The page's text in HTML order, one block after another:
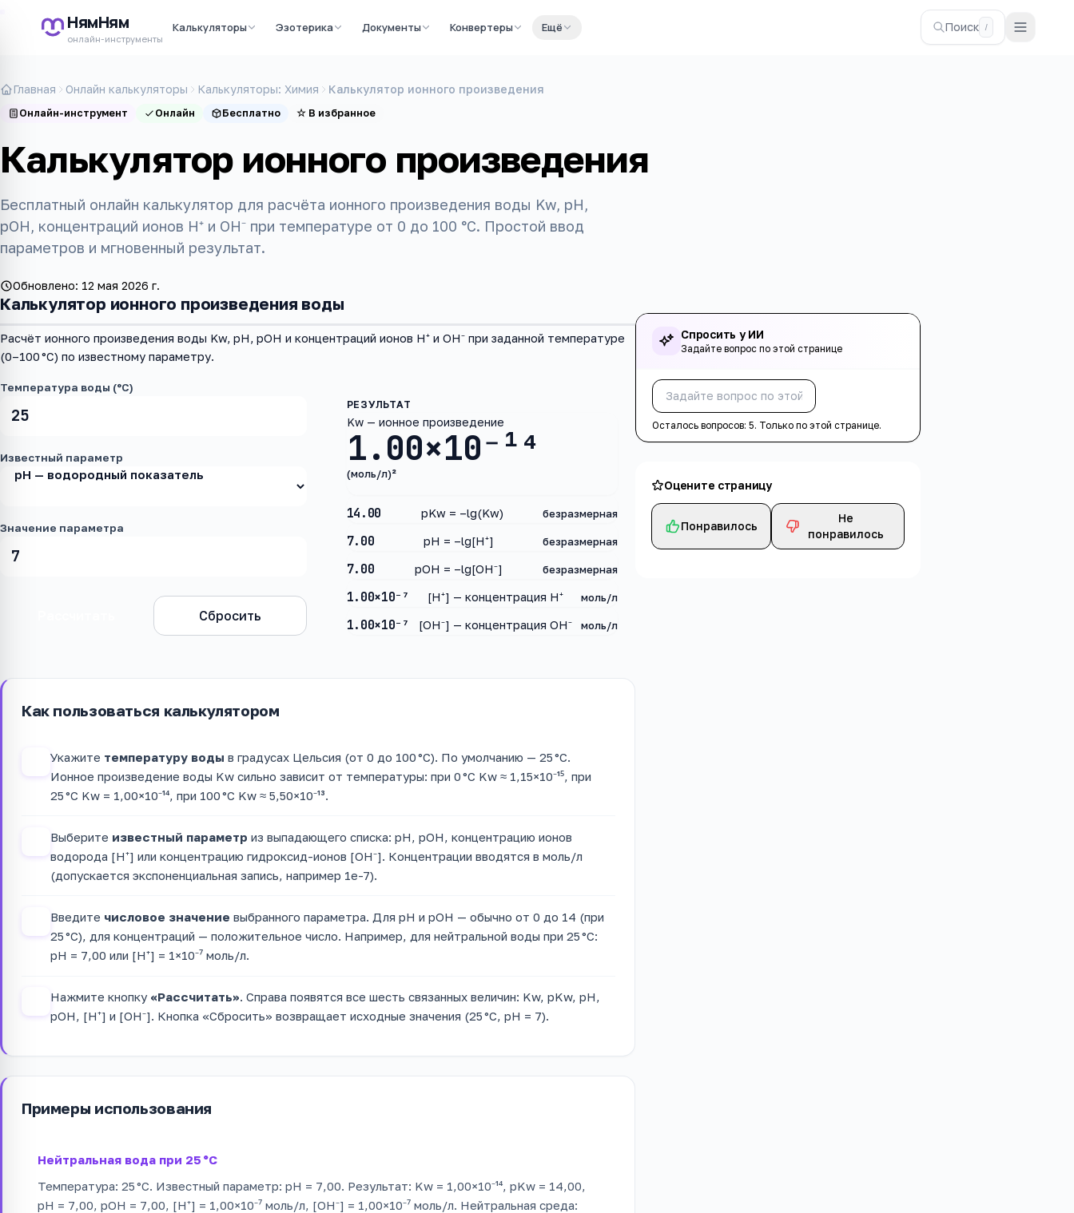
НямНям
онлайн-инструменты
Калькуляторы Эзотерика Документы Конвертеры Ещё Поиск /
Главная Онлайн калькуляторы Калькуляторы: Химия Калькулятор ионного произведения
Онлайн-инструмент Онлайн Бесплатно ☆ В избранное
Калькулятор ионного произведения
Бесплатный онлайн калькулятор для расчёта ионного произведения воды Kw, pH,
pOH, концентраций ионов H⁺ и OH⁻ при температуре от 0 до 100 °C. Простой ввод
параметров и мгновенный результат.
Обновлено: 12 мая 2026 г.
Калькулятор ионного произведения воды
Расчёт ионного произведения воды Kw, pH, pOH и концентраций ионов H⁺ и OH⁻ при заданной температуре
(0–100 °C) по известному параметру.
Температура воды (°C)
Известный параметр
Значение параметра
Сбросить
1.00×10⁻¹⁴
Kw — ионное произведение
(моль/л)²
14.00 pKw = –lg(Kw) безразмерная
7.00 pH = –lg[H⁺] безразмерная
7.00 pOH = –lg[OH⁻] безразмерная
1.00×10⁻⁷ [H⁺] — концентрация H⁺ моль/л
1.00×10⁻⁷ [OH⁻] — концентрация OH⁻ моль/л
Как пользоваться калькулятором
Укажите температуру воды в градусах Цельсия (от 0 до 100 °C). По умолчанию — 25 °C.
Ионное произведение воды Kw сильно зависит от температуры: при 0 °C Kw ≈ 1,15×10⁻¹⁵, при
25 °C Kw = 1,00×10⁻¹⁴, при 100 °C Kw ≈ 5,50×10⁻¹³.
Выберите известный параметр из выпадающего списка: pH, pOH, концентрацию ионов
водорода [H⁺] или концентрацию гидроксид-ионов [OH⁻]. Концентрации вводятся в моль/л
(допускается экспоненциальная запись, например 1e-7).
Введите числовое значение выбранного параметра. Для pH и pOH — обычно от 0 до 14 (при
25 °C), для концентраций — положительное число. Например, для нейтральной воды при 25 °C:
pH = 7,00 или [H⁺] = 1×10⁻⁷ моль/л.
Нажмите кнопку «Рассчитать». Справа появятся все шесть связанных величин: Kw, pKw, pH,
pOH, [H⁺] и [OH⁻]. Кнопка «Сбросить» возвращает исходные значения (25 °C, pH = 7).
Примеры использования
Нейтральная вода при 25 °C
Температура: 25 °C. Известный параметр: pH = 7,00. Результат: Kw = 1,00×10⁻¹⁴, pKw = 14,00,
pH = 7,00, pOH = 7,00, [H⁺] = 1,00×10⁻⁷ моль/л, [OH⁻] = 1,00×10⁻⁷ моль/л. Нейтральная среда:
Спросить у ИИ
Задайте вопрос по этой странице
Осталось вопросов:5. Только по этой странице.
Оцените страницу
Понравилось
Не
понравилось